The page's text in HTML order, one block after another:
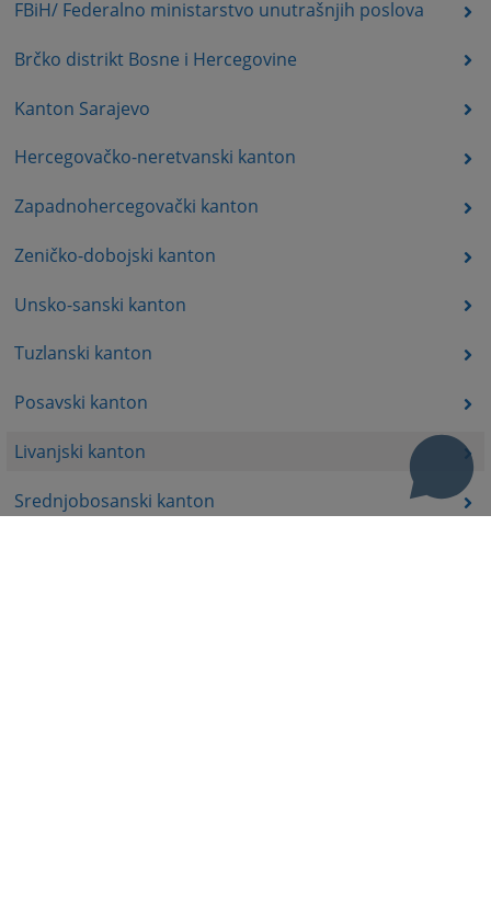
FBiH/ Federalno ministarstvo unutrašnjih poslova
Brčko distrikt Bosne i Hercegovine
Kanton Sarajevo
Hercegovačko-neretvanski kanton
Zapadnohercegovački kanton
Zeničko-dobojski kanton
Unsko-sanski kanton
Tuzlanski kanton
Posavski kanton
Livanjski kanton
Srednjobosanski kanton